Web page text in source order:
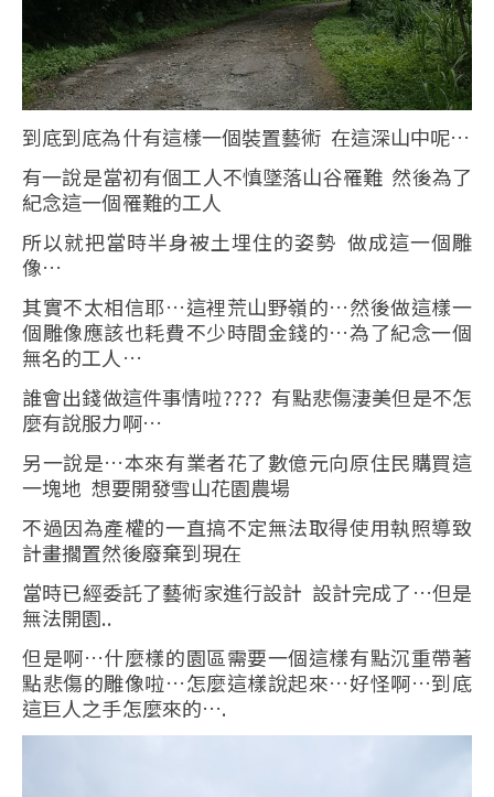
到底到底為什有這樣一個裝置藝術 在這深山中呢…
有一說是當初有個工人不慎墜落山谷罹難 然後為了
紀念這一個罹難的工人
所以就把當時半身被土埋住的姿勢 做成這一個雕
像…
其實不太相信耶…這裡荒山野嶺的…然後做這樣一
個雕像應該也耗費不少時間金錢的…為了紀念一個
無名的工人…
誰會出錢做這件事情啦???? 有點悲傷淒美但是不怎
麼有說服力啊…
另一說是…本來有業者花了數億元向原住民購買這
一塊地 想要開發雪山花園農場
不過因為產權的一直搞不定無法取得使用執照導致
計畫擱置然後廢棄到現在
當時已經委託了藝術家進行設計 設計完成了…但是
無法開園..
但是啊…什麼樣的園區需要一個這樣有點沉重帶著
點悲傷的雕像啦…怎麼這樣說起來…好怪啊…到底
這巨人之手怎麼來的….